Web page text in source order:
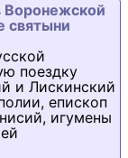
Воронежской
святыни
поездку
и Лискинский
епископ
игумены